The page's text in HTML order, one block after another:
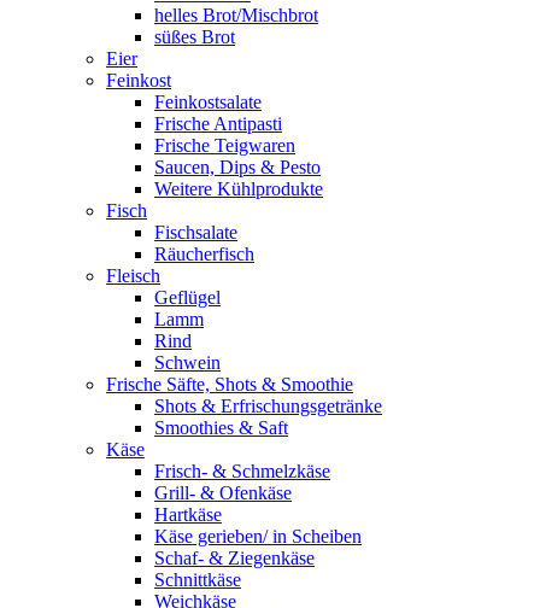
helles Brot/Mischbrot
süßes Brot
Eier
Feinkost
Feinkostsalate
Frische Antipasti
Frische Teigwaren
Saucen, Dips & Pesto
Weitere Kühlprodukte
Fisch
Fischsalate
Räucherfisch
Fleisch
Geflügel
Lamm
Rind
Schwein
Frische Säfte, Shots & Smoothie
Shots & Erfrischungsgetränke
Smoothies & Saft
Käse
Frisch- & Schmelzkäse
Grill- & Ofenkäse
Hartkäse
Käse gerieben/ in Scheiben
Schaf- & Ziegenkäse
Schnittkäse
Weichkäse